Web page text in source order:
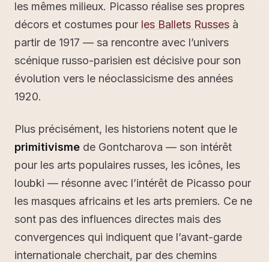
les mêmes milieux. Picasso réalise ses propres
décors et costumes pour les Ballets Russes à
partir de 1917 — sa rencontre avec l’univers
scénique russo-parisien est décisive pour son
évolution vers le néoclassicisme des années
1920.
Plus précisément, les historiens notent que le
primitivisme de Gontcharova — son intérêt
pour les arts populaires russes, les icônes, les
loubki — résonne avec l’intérêt de Picasso pour
les masques africains et les arts premiers. Ce ne
sont pas des influences directes mais des
convergences qui indiquent que l’avant-garde
internationale cherchait, par des chemins